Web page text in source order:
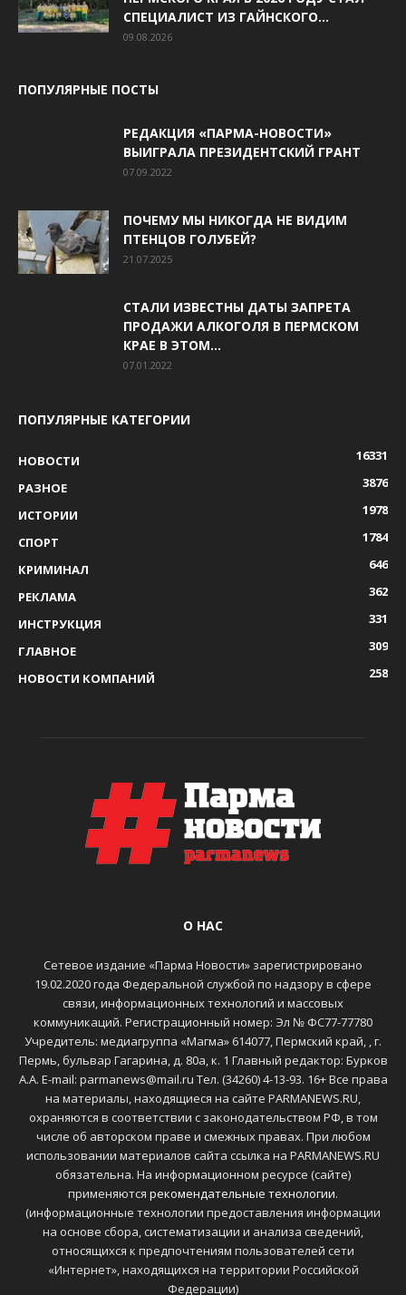
СПЕЦИАЛИСТ ИЗ ГАЙНСКОГО...
09.08.2026
ПОПУЛЯРНЫЕ ПОСТЫ
РЕДАКЦИЯ «ПАРМА-НОВОСТИ»
ВЫИГРАЛА ПРЕЗИДЕНТСКИЙ ГРАНТ
07.09.2022
ПОЧЕМУ МЫ НИКОГДА НЕ ВИДИМ
ПТЕНЦОВ ГОЛУБЕЙ?
21.07.2025
СТАЛИ ИЗВЕСТНЫ ДАТЫ ЗАПРЕТА
ПРОДАЖИ АЛКОГОЛЯ В ПЕРМСКОМ
КРАЕ В ЭТОМ...
07.01.2022
ПОПУЛЯРНЫЕ КАТЕГОРИИ
НОВОСТИ
16331
РАЗНОЕ
3876
ИСТОРИИ
1978
СПОРТ
1784
КРИМИНАЛ
646
РЕКЛАМА
362
ИНСТРУКЦИЯ
331
ГЛАВНОЕ
309
НОВОСТИ КОМПАНИЙ
258
О НАС
Сетевое издание «Парма Новости» зарегистрировано
19.02.2020 года Федеральной службой по надзору в сфере
связи, информационных технологий и массовых
коммуникаций. Регистрационный номер: Эл № ФС77-77780
Учредитель: медиагруппа «Магма» 614077, Пермский край, , г.
Пермь, бульвар Гагарина, д. 80а, к. 1 Главный редактор: Бурков
А.А. E-mail: parmanews@mail.ru Тел. (34260) 4-13-93. 16+ Все права
на материалы, находящиеся на сайте PARMANEWS.RU,
охраняются в соответствии с законодательством РФ, в том
числе об авторском праве и смежных правах. При любом
использовании материалов сайта ссылка на PARMANEWS.RU
обязательна. На информационном ресурсе (сайте)
применяются рекомендательные технологии.
(информационные технологии предоставления информации
на основе сбора, систематизации и анализа сведений,
относящихся к предпочтениям пользователей сети
«Интернет», находящихся на территории Российской
Федерации)